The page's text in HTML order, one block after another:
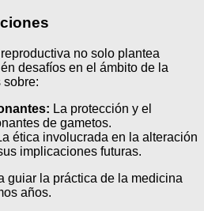
no solo plantea
desafíos en el ámbito de la
sobre:
La protección y el
de gametos.
ética involucrada en la alteración
implicaciones futuras.
guiar la práctica de la medicina
años.